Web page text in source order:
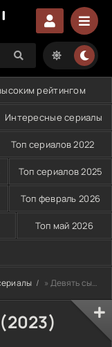
рейтингом
Интересные сериалы
Топ сериалов 2022
Топ сериалов 2025
Топ февраль 2026
Топ май 2026
» Девять сыновей (2023)